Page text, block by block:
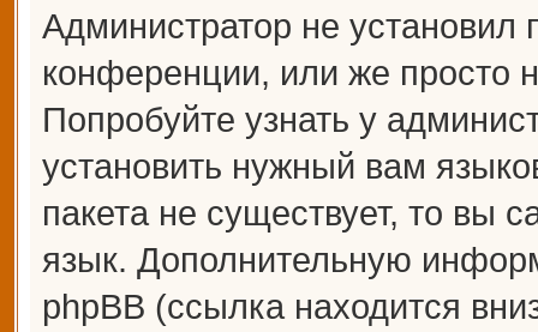
Администратор не установил
конференции, или же просто
Попробуйте узнать у
установить нужный вам
пакета не существует, то вы
язык. Дополнительную
phpBB (ссылка находится